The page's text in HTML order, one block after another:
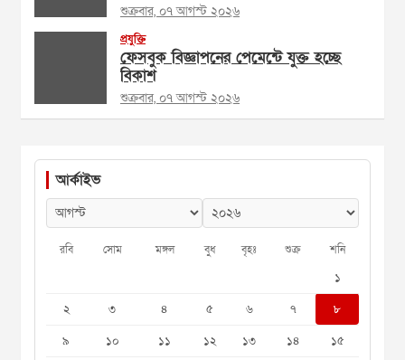
শুক্রবার, ০৭ আগস্ট ২০২৬
প্রযুক্তি
ফেসবুক বিজ্ঞাপনের পেমেন্টে যুক্ত হচ্ছে
বিকাশ
শুক্রবার, ০৭ আগস্ট ২০২৬
আর্কাইভ
রবি সোম মঙ্গল বুধ বৃহঃ শুক্র শনি
১
২
৩ ৪ ৫ ৬ ৭
৮
৯
১০ ১১ ১২ ১৩ ১৪ ১৫